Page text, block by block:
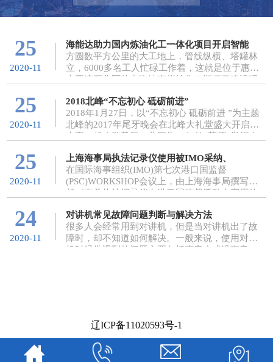
25
2020-11
海能达助力国内炼油化工一体化项目开启智能
方圆数平方公里的大工地上，管线纵横、塔罐林
立，6000多名工人忙碌工作着，这就是位于惠州
大亚湾石化区的中海油惠州炼化二期项目建设现
大亚湾石...
25
2020-11
2018北峰“不忘初心 砥砺前进”
2018年1月27日，以“不忘初心 砥砺前进 ”为主题
北峰的2017年尾牙晚会在北峰大礼堂盛大开启，
大家一起欢歌载舞，共同为17年的“荣耀”举杯欢
25
2020-11
上海海事局执法记录仪使用被IMO采纳、
在国际海事组织(IMO)第七次港口国监督
(PSC)WORKSHOP会议上，由上海海事局撰写发
起《有关执法记录仪在港口国监督活动中应用的
IM...
24
2020-11
对讲机常见故障问题判断与解决方法
很多人会经常用到对讲机，但是当对讲机出了故
障时，却不知道如何解决。一般来说，使用对讲
机时经常遇到的问题主要包括声音小或没声音、
辽ICP备11020593号-1